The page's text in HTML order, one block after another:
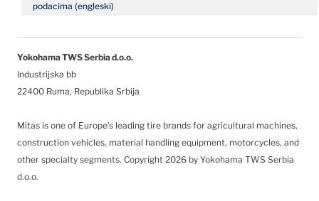
podacima (engleski)
Yokohama TWS Serbia d.o.o.
Industrijska bb
22400 Ruma, Republika Srbija
Mitas is one of Europe’s leading tire brands for agricultural machines,
construction vehicles, material handling equipment, motorcycles, and
other specialty segments. Copyright 2026 by Yokohama TWS Serbia
d.o.o.